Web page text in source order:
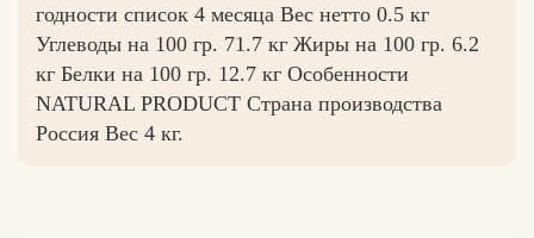
годности список 4 месяца Вес нетто 0.5 кг
Углеводы на 100 гр. 71.7 кг Жиры на 100 гр. 6.2
кг Белки на 100 гр. 12.7 кг Особенности
NATURAL PRODUCT Страна производства
Россия Вес 4 кг.